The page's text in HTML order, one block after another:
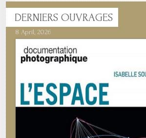
DERNIERS OUVRAGES
8 April, 2026
7 April, 2026
1 March, 2026
23 December, 2025
9 December, 2025
6 October, 2025
5 April, 2025
17 March, 2025
11 January, 2025
10 January, 2025